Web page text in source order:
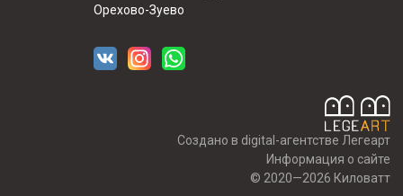
Орехово-Зуево
© 2020—2026 Киловатт
Создано в digital-агентстве Легеарт
Информация о сайте